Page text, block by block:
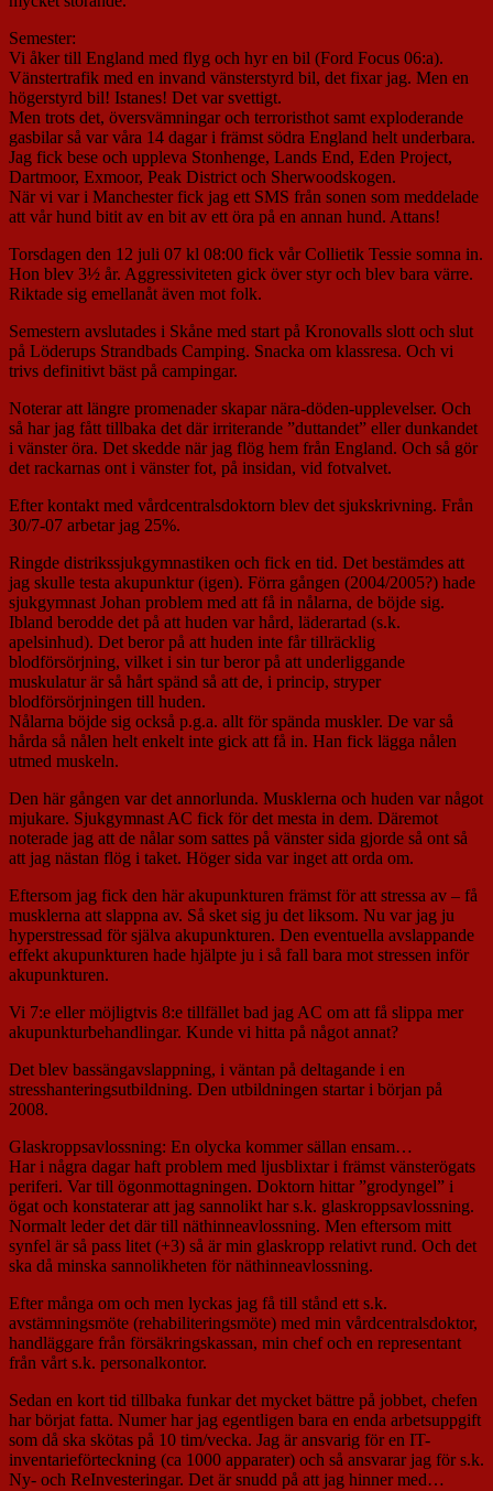
Semester:
Vi åker till England med flyg och hyr en bil (Ford Focus 06:a).
Vänstertrafik med en invand vänsterstyrd bil, det fixar jag. Men en
högerstyrd bil! Istanes! Det var svettigt.
Men trots det, översvämningar och terroristhot samt exploderande
gasbilar så var våra 14 dagar i främst södra England helt underbara.
Jag fick bese och uppleva Stonhenge, Lands End, Eden Project,
Dartmoor, Exmoor, Peak District och Sherwoodskogen.
När vi var i Manchester fick jag ett SMS från sonen som meddelade
att vår hund bitit av en bit av ett öra på en annan hund. Attans!
Torsdagen den 12 juli 07 kl 08:00 fick vår Collietik Tessie somna in.
Hon blev 3½ år. Aggressiviteten gick över styr och blev bara värre.
Riktade sig emellanåt även mot folk.
Semestern avslutades i Skåne med start på Kronovalls slott och slut
på Löderups Strandbads Camping. Snacka om klassresa. Och vi
trivs definitivt bäst på campingar.
Noterar att längre promenader skapar nära-döden-upplevelser. Och
så har jag fått tillbaka det där irriterande ”duttandet” eller dunkandet
i vänster öra. Det skedde när jag flög hem från England. Och så gör
det rackarnas ont i vänster fot, på insidan, vid fotvalvet.
Efter kontakt med vårdcentralsdoktorn blev det sjukskrivning. Från
30/7-07 arbetar jag 25%.
Ringde distrikssjukgymnastiken och fick en tid. Det bestämdes att
jag skulle testa akupunktur (igen). Förra gången (2004/2005?) hade
sjukgymnast Johan problem med att få in nålarna, de böjde sig.
Ibland berodde det på att huden var hård, läderartad (s.k.
apelsinhud). Det beror på att huden inte får tillräcklig
blodförsörjning, vilket i sin tur beror på att underliggande
muskulatur är så hårt spänd så att de, i princip, stryper
blodförsörjningen till huden.
Nålarna böjde sig också p.g.a. allt för spända muskler. De var så
hårda så nålen helt enkelt inte gick att få in. Han fick lägga nålen
utmed muskeln.
Den här gången var det annorlunda. Musklerna och huden var något
mjukare. Sjukgymnast AC fick för det mesta in dem. Däremot
noterade jag att de nålar som sattes på vänster sida gjorde så ont så
att jag nästan flög i taket. Höger sida var inget att orda om.
Eftersom jag fick den här akupunkturen främst för att stressa av – få
musklerna att slappna av. Så sket sig ju det liksom. Nu var jag ju
hyperstressad för själva akupunkturen. Den eventuella avslappande
effekt akupunkturen hade hjälpte ju i så fall bara mot stressen inför
akupunkturen.
Vi 7:e eller möjligtvis 8:e tillfället bad jag AC om att få slippa mer
akupunkturbehandlingar. Kunde vi hitta på något annat?
Det blev bassängavslappning, i väntan på deltagande i en
stresshanteringsutbildning. Den utbildningen startar i början på
2008.
Glaskroppsavlossning: En olycka kommer sällan ensam…
Har i några dagar haft problem med ljusblixtar i främst vänsterögats
periferi. Var till ögonmottagningen. Doktorn hittar ”grodyngel” i
ögat och konstaterar att jag sannolikt har s.k. glaskroppsavlossning.
Normalt leder det där till näthinneavlossning. Men eftersom mitt
synfel är så pass litet (+3) så är min glaskropp relativt rund. Och det
ska då minska sannolikheten för näthinneavlossning.
Efter många om och men lyckas jag få till stånd ett s.k.
avstämningsmöte (rehabiliteringsmöte) med min vårdcentralsdoktor,
handläggare från försäkringskassan, min chef och en representant
från vårt s.k. personalkontor.
Sedan en kort tid tillbaka funkar det mycket bättre på jobbet, chefen
har börjat fatta. Numer har jag egentligen bara en enda arbetsuppgift
som då ska skötas på 10 tim/vecka. Jag är ansvarig för en IT-
inventarieförteckning (ca 1000 apparater) och så ansvarar jag för s.k.
Ny- och ReInvesteringar. Det är snudd på att jag hinner med…